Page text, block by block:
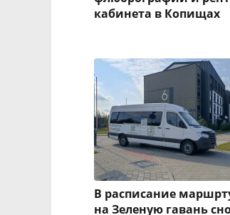
кабинета в Копищах
В расписание
на Зеленую гавань